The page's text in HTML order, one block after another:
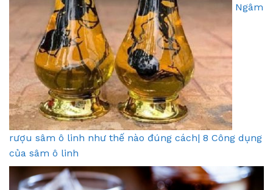
Ngâm
rượu sâm ô linh như thế nào đúng cách| 8 Công dụng
của sâm ô linh